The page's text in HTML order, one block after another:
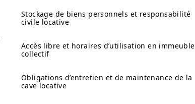
Stockage de biens personnels et responsabilité
civile locative
Accès libre et horaires d’utilisation en immeuble
collectif
Obligations d’entretien et de maintenance de la
cave locative